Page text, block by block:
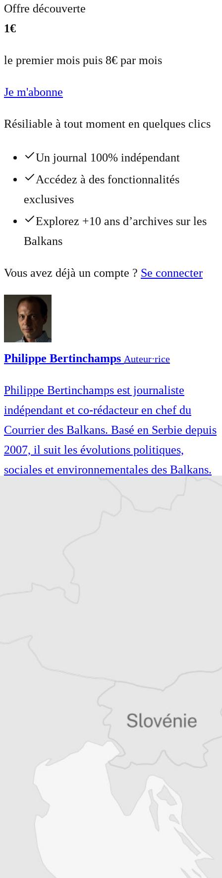
Offre découverte
1€
le premier mois puis 8€ par mois
Je m'abonne
Résiliable à tout moment en quelques clics
Un journal 100% indépendant
Accédez à des fonctionnalités
exclusives
Explorez +10 ans d’archives sur les
Balkans
Vous avez déjà un compte ? Se connecter
Philippe Bertinchamps Auteur⋅rice
Philippe Bertinchamps est journaliste
indépendant et co-rédacteur en chef du
Courrier des Balkans. Basé en Serbie depuis
2007, il suit les évolutions politiques,
sociales et environnementales des Balkans.